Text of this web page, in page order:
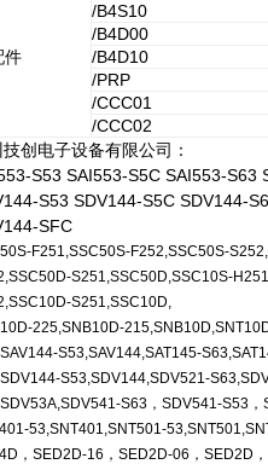
件
/B4S10
/B4D00
/B4D10
/PRP
/CCC01
/CCC02
技创电子设备有限公司：
S53 SAI553-S5C SAI553-S63
S53 SDV144-S5C SDV144-
SFC
F251,SSC50S-F252,SSC50S-
S251,SSC50D,SSC10S-
S251,SSC10D,
225,SNB10D-
S53,SAV144,SAT145-
S53,SDV144,SDV521-
S63，SDV541-S53，
53,SNT401,SNT501-
，SED2D-16，SED2D-06，SED2D